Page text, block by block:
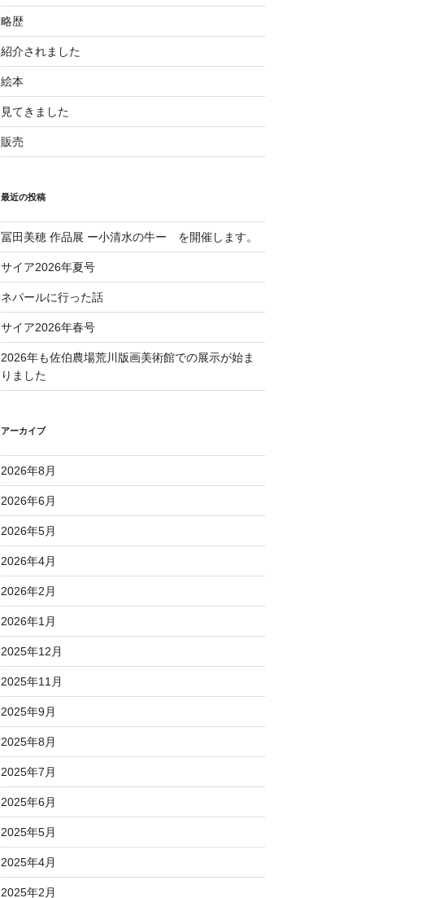
略歴
紹介されました
絵本
見てきました
販売
最近の投稿
冨田美穂 作品展 ー小清水の牛ー を開催します。
サイア2026年夏号
ネパールに行った話
サイア2026年春号
2026年も佐伯農場荒川版画美術館での展示が始ま
りました
アーカイブ
2026年8月
2026年6月
2026年5月
2026年4月
2026年2月
2026年1月
2025年12月
2025年11月
2025年9月
2025年8月
2025年7月
2025年6月
2025年5月
2025年4月
2025年2月